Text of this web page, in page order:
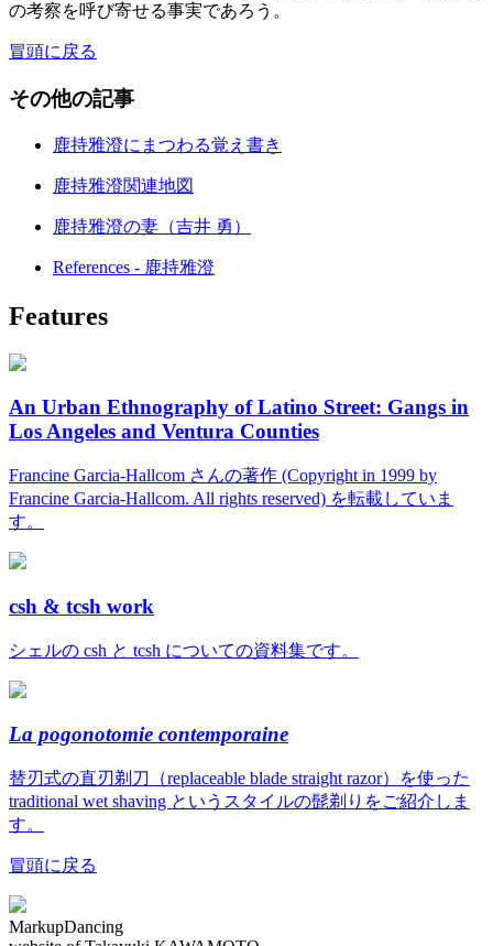
の考察を呼び寄せる事実であろう。
冒頭に戻る
その他の記事
鹿持雅澄にまつわる覚え書き
鹿持雅澄関連地図
鹿持雅澄の妻（吉井 勇）
References - 鹿持雅澄
Features
An Urban Ethnography of Latino Street: Gangs in
Los Angeles and Ventura Counties
Francine Garcia-Hallcom さんの著作 (Copyright in 1999 by
Francine Garcia-Hallcom. All rights reserved) を転載していま
す。
csh & tcsh work
シェルの csh と tcsh についての資料集です。
La pogonotomie contemporaine
替刃式の直刃剃刀（replaceable blade straight razor）を使った
traditional wet shaving というスタイルの髭剃りをご紹介しま
す。
冒頭に戻る
MarkupDancing